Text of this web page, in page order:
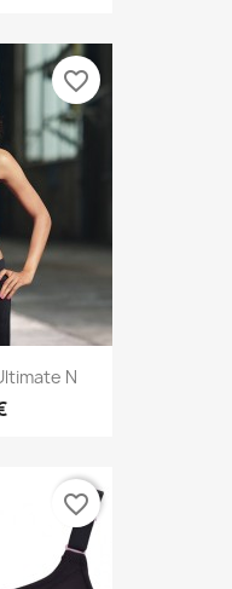
N
favorite_border
favorite_border